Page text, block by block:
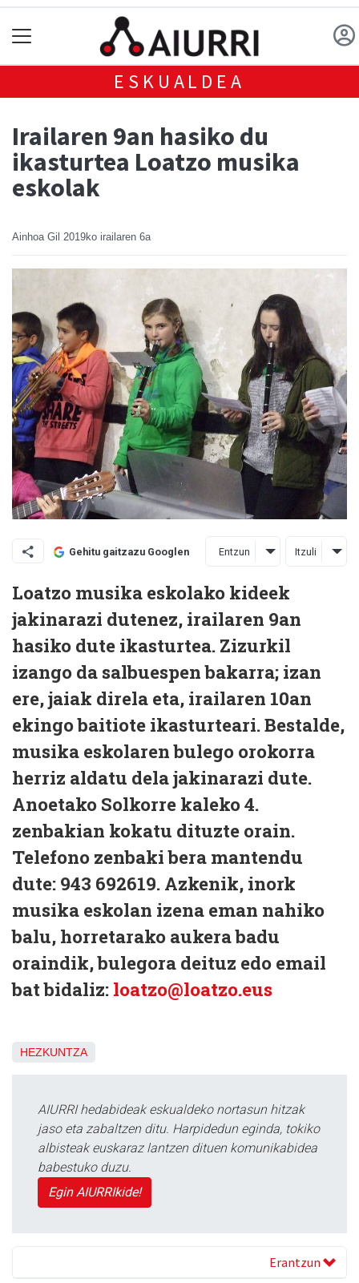
ESKUALDEA
Irailaren 9an hasiko du
ikasturtea Loatzo musika
eskolak
Ainhoa Gil 2019ko irailaren 6a
Gehitu gaitzazu Googlen Entzun Itzuli
Loatzo musika eskolako kideek
jakinarazi dutenez, irailaren 9an
hasiko dute ikasturtea. Zizurkil
izango da salbuespen bakarra; izan
ere, jaiak direla eta, irailaren 10an
ekingo baitiote ikasturteari. Bestalde,
musika eskolaren bulego orokorra
herriz aldatu dela jakinarazi dute.
Anoetako Solkorre kaleko 4.
zenbakian kokatu dituzte orain.
Telefono zenbaki bera mantendu
dute: 943 692619. Azkenik, inork
musika eskolan izena eman nahiko
balu, horretarako aukera badu
oraindik, bulegora deituz edo email
bat bidaliz: loatzo@loatzo.eus
HEZKUNTZA
AIURRI hedabideak eskualdeko nortasun hitzak
jaso eta zabaltzen ditu. Harpidedun eginda, tokiko
albisteak euskaraz lantzen dituen komunikabidea
babestuko duzu.
Egin AIURRIkide!
Erantzun